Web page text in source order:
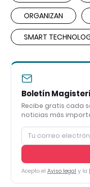
ORGANIZAN
SMART
Boletín
Recibe gratis cada
noticias más
Acepto el Aviso legal y la